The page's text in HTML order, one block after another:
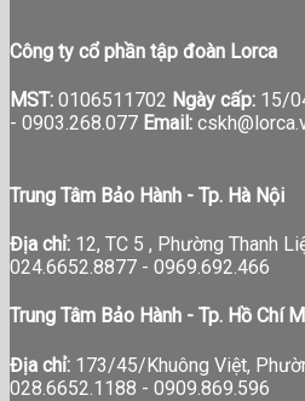
Công ty cổ phần tập đoàn Lorca
MST: 0106511702 Ngày cấp: 15/
- 0903.268.077 Email:
Trung Tâm Bảo Hành - Tp. Hà Nội
Địa chỉ: 12, TC 5 , Phường Thanh
024.6652.8877 - 0969.692.466
Trung Tâm Bảo Hành - Tp. Hồ Chí
Địa chỉ: 173/45/Khuông Việt,
028.6652.1188 - 0909.869.596